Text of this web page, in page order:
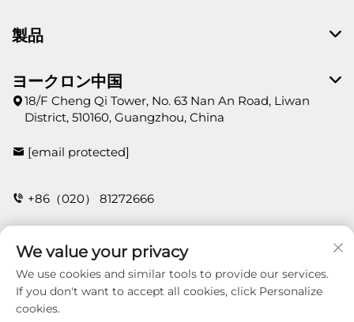
製品
ヨークロン中国
18/F Cheng Qi Tower, No. 63 Nan An Road, Liwan
District, 510160, Guangzhou, China
[email protected]
+86（020） 81272666
お問い合わせ
We value your privacy
We use cookies and similar tools to provide our services.
If you don't want to accept all cookies, click Personalize
cookies.